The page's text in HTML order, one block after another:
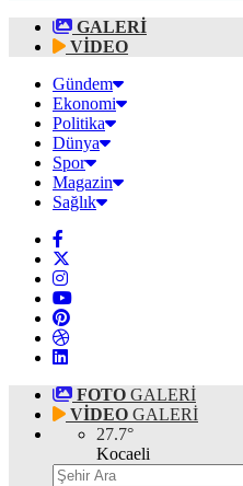
GALERİ
VİDEO
Gündem
Ekonomi
Politika
Dünya
Spor
Magazin
Sağlık
FOTO GALERİ
VİDEO GALERİ
27.7°
Kocaeli